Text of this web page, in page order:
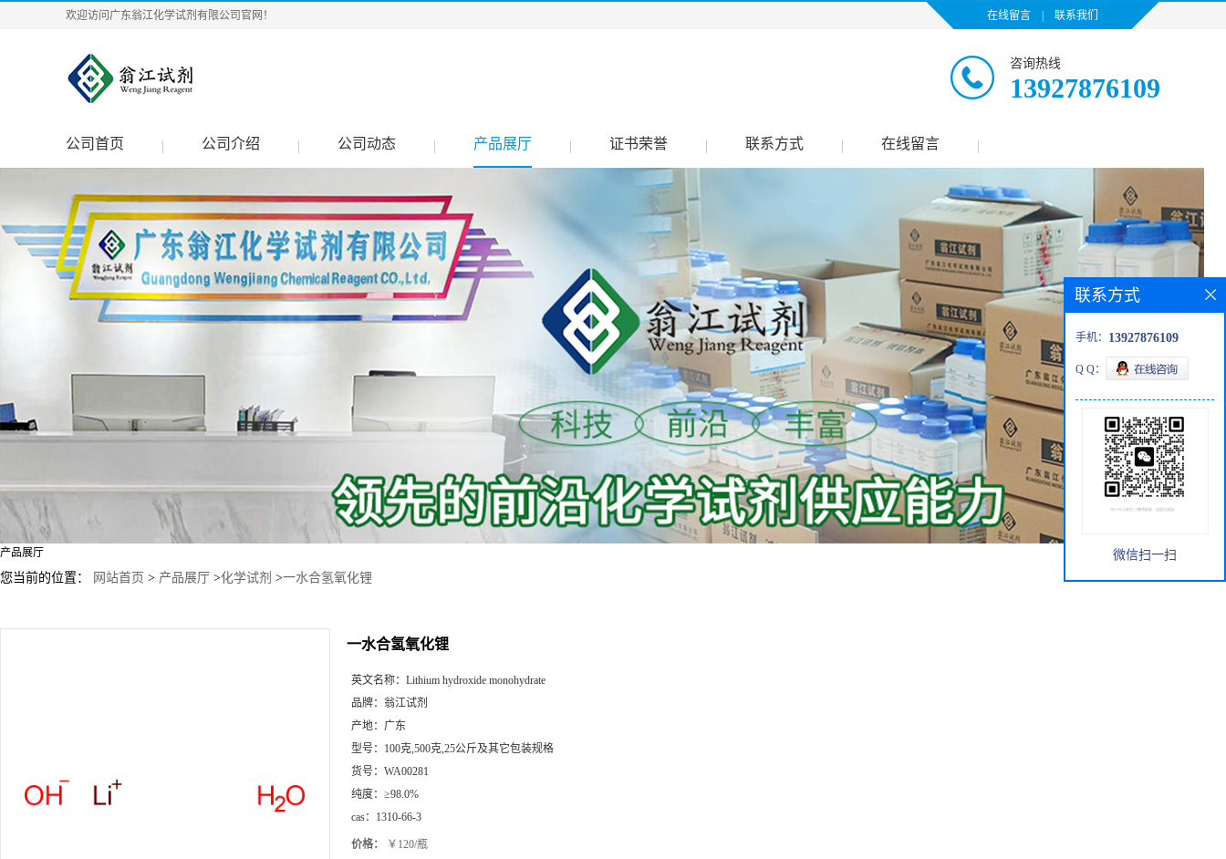
欢迎访问广东翁江化学试剂有限公司官网！ 在线留言 联系我们
咨询热线
13927876109
公司首页 公司介绍 公司动态 产品展厅 证书荣誉 联系方式 在线留言
产品展厅
您当前的位置： 网站首页 > 产品展厅 >化学试剂 >一水合氢氧化锂
一水合氢氧化锂
英文名称： Lithium hydroxide monohydrate
品牌： 翁江试剂
产地： 广东
型号： 100克,500克,25公斤及其它包装规格
货号： WA00281
纯度： ≥98.0%
cas： 1310-66-3
价格： ￥120/瓶
联系方式
手机： 13927876109
Q Q：
微信扫一扫